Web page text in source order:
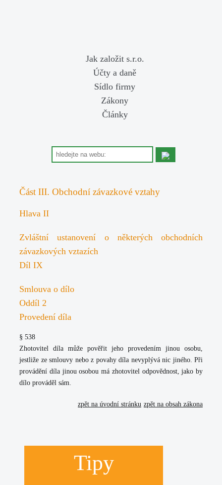
Jak založit s.r.o.
Účty a daně
Sídlo firmy
Zákony
Články
Část III. Obchodní závazkové vztahy
Hlava II
Zvláštní ustanovení o některých obchodních
závazkových vztazích
Díl IX
Smlouva o dílo
Oddíl 2
Provedení díla
§ 538
Zhotovitel díla může pověřit jeho provedením jinou osobu,
jestliže ze smlouvy nebo z povahy díla nevyplývá nic jiného. Při
provádění díla jinou osobou má zhotovitel odpovědnost, jako by
dílo prováděl sám.
zpět na obsah zákona
zpět na úvodní stránku
Tipy